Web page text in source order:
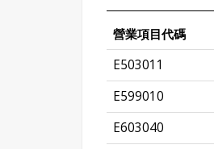
營業項目代碼
E503011
E599010
E603040